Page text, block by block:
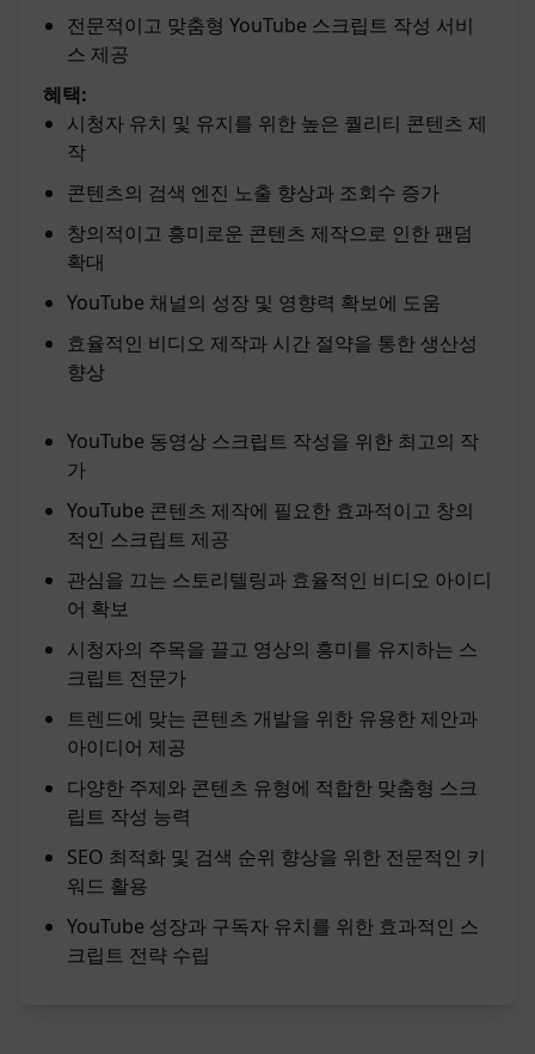
전문적이고 맞춤형 YouTube 스크립트 작성 서비
스 제공
혜택:
시청자 유치 및 유지를 위한 높은 퀄리티 콘텐츠 제
작
콘텐츠의 검색 엔진 노출 향상과 조회수 증가
창의적이고 흥미로운 콘텐츠 제작으로 인한 팬덤
확대
YouTube 채널의 성장 및 영향력 확보에 도움
효율적인 비디오 제작과 시간 절약을 통한 생산성
향상
YouTube 동영상 스크립트 작성을 위한 최고의 작
가
YouTube 콘텐츠 제작에 필요한 효과적이고 창의
적인 스크립트 제공
관심을 끄는 스토리텔링과 효율적인 비디오 아이디
어 확보
시청자의 주목을 끌고 영상의 흥미를 유지하는 스
크립트 전문가
트렌드에 맞는 콘텐츠 개발을 위한 유용한 제안과
아이디어 제공
다양한 주제와 콘텐츠 유형에 적합한 맞춤형 스크
립트 작성 능력
SEO 최적화 및 검색 순위 향상을 위한 전문적인 키
워드 활용
YouTube 성장과 구독자 유치를 위한 효과적인 스
크립트 전략 수립